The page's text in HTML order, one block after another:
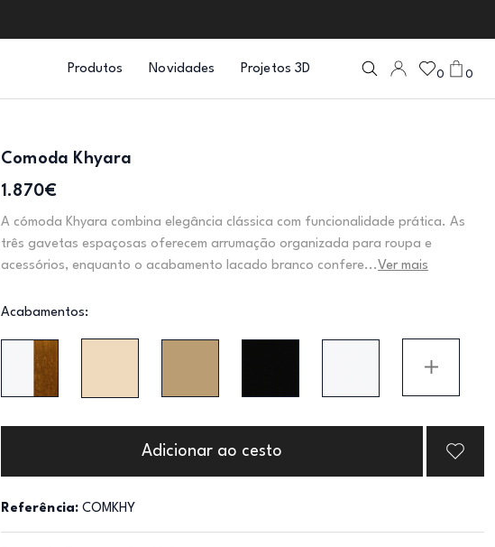
Produtos Novidades Projetos 3D 0 0
Comoda Khyara
1.870€
A cómoda Khyara combina elegância clássica com funcionalidade prática. As
três gavetas espaçosas oferecem arrumação organizada para roupa e
acessórios, enquanto o acabamento lacado branco confere... Ver mais
Acabamentos:
Adicionar ao cesto
Referência: COMKHY